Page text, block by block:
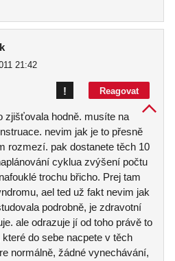
21:42
Reagovat
!
zjišťovala hodně. musíte na
nevim jak je to přesně
rozmezí. pak dostanete těch 10
cyklua zvýšení počtu
trochu břicho. Prej tam
ael ted už fakt nevim jak
podrobně, je zdravotní
ale odrazuje jí od toho právě to
do sebe nacpete v těch
normálně, žádné vynechávání,